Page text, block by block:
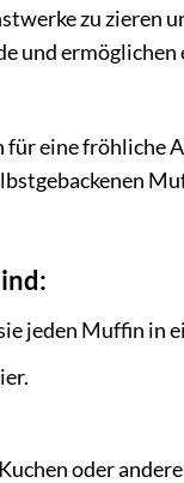
zu zieren
und ermöglichen
eine fröhliche
jeden Muffin in
oder andere